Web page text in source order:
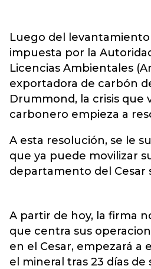
Luego del levantamiento
impuesta por la
Licencias Ambientales
exportadora de carbón
Drummond, la crisis que
carbonero empieza a
A esta resolución, se le
que ya puede movilizar
departamento del Cesar
A partir de hoy, la firma
que centra sus
en el Cesar, empezará a
el mineral tras 23 días de